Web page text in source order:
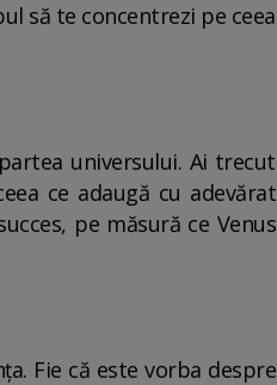
să te concentrezi pe ceea
universului. Ai trecut
ce adaugă cu adevărat
pe măsură ce Venus
Fie că este vorba despre